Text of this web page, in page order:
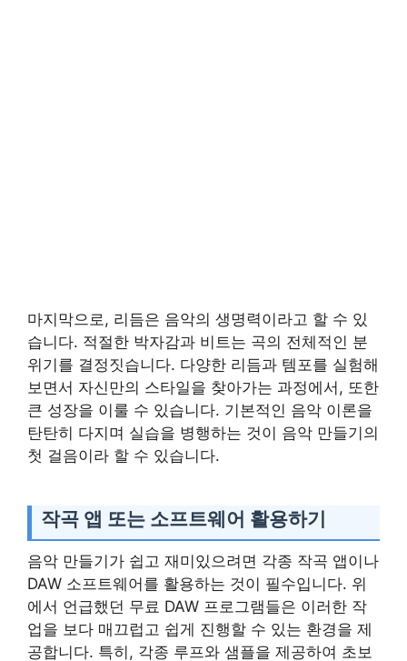
마지막으로, 리듬은 음악의 생명력이라고 할 수 있
습니다. 적절한 박자감과 비트는 곡의 전체적인 분
위기를 결정짓습니다. 다양한 리듬과 템포를 실험해
보면서 자신만의 스타일을 찾아가는 과정에서, 또한
큰 성장을 이룰 수 있습니다. 기본적인 음악 이론을
탄탄히 다지며 실습을 병행하는 것이 음악 만들기의
첫 걸음이라 할 수 있습니다.
작곡 앱 또는 소프트웨어 활용하기
음악 만들기가 쉽고 재미있으려면 각종 작곡 앱이나
DAW 소프트웨어를 활용하는 것이 필수입니다. 위
에서 언급했던 무료 DAW 프로그램들은 이러한 작
업을 보다 매끄럽고 쉽게 진행할 수 있는 환경을 제
공합니다. 특히, 각종 루프와 샘플을 제공하여 초보